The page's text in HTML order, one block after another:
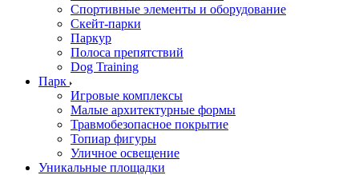
Спортивные элементы и оборудование
Скейт-парки
Паркур
Полоса препятствий
Dog Training
Парк
Игровые комплексы
Малые архитектурные формы
Травмобезопасное покрытие
Топиар фигуры
Уличное освещение
Уникальные площадки